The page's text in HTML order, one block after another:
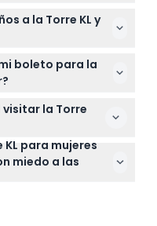
cochecitos y sillas
para familias y
movilidad.
a la Torre KL y
gratis, pero
adulto durante la
boleto para la
son reembolsables y
usar su boleto en
visitar la Torre
o digital), zapatos
inteligente para
de la ciudad.
para mujeres
miedo a las